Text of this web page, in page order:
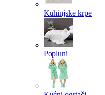
Kuhinjske krpe
Popluni